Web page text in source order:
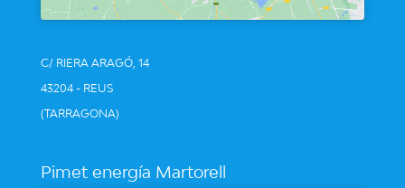
C/ RIERA ARAGÓ, 14
43204 - REUS
(TARRAGONA)
Pimet energía Martorell